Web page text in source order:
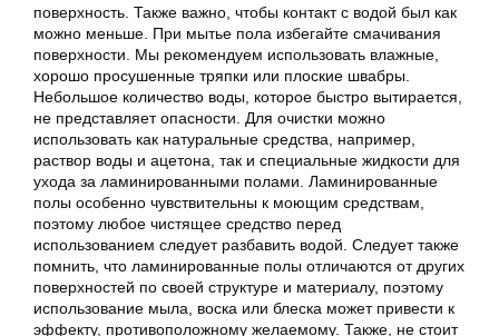
поверхность. Также важно, чтобы контакт с водой был как
можно меньше. При мытье пола избегайте смачивания
поверхности. Мы рекомендуем использовать влажные,
хорошо просушенные тряпки или плоские швабры.
Небольшое количество воды, которое быстро вытирается,
не представляет опасности. Для очистки можно
использовать как натуральные средства, например,
раствор воды и ацетона, так и специальные жидкости для
ухода за ламинированными полами. Ламинированные
полы особенно чувствительны к моющим средствам,
поэтому любое чистящее средство перед
использованием следует разбавить водой. Следует также
помнить, что ламинированные полы отличаются от других
поверхностей по своей структуре и материалу, поэтому
использование мыла, воска или блеска может привести к
эффекту, противоположному желаемому. Также, не стоит